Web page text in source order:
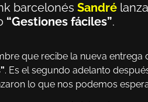
barcelonés Sandré
“Gestiones fáciles”.
que recibe la nueva
. Es el segundo adelanto
lo que nos podemos